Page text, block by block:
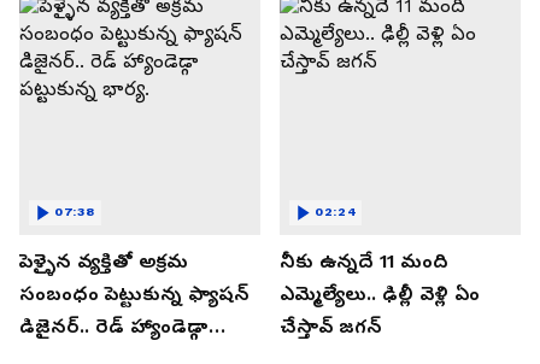
పెళ్ళైన వ్యక్తితో అక్రమ
సంబంధం పెట్టుకున్న ఫ్యాషన్
డిజైనర్.. రెడ్ హ్యాండెడ్గా
07:38
నీకు ఉన్నదే 11 మంది
ఎమ్మెల్యేలు.. ఢిల్లీ వెళ్లి ఏం
చేస్తావ్ జగన్
02:24